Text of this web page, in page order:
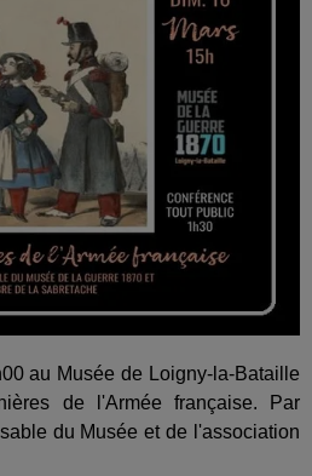
au Musée de Loigny-la-Bataille
de l'Armée française. Par
du Musée et de l'association